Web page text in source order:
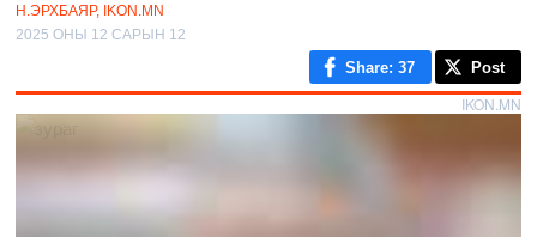
Н.ЭРХБАЯР, IKON.MN
2025 ОНЫ 12 САРЫН 12
Share: 37 Post
IKON.MN